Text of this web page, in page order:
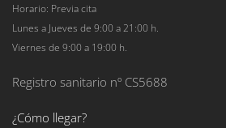
Horario: Previa cita
Lunes a Jueves de 9:00 a 21:00 h.
Viernes de 9:00 a 19:00 h.
Registro sanitario nº CS5688
¿Cómo llegar?